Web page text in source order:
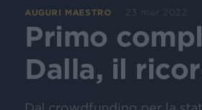
AUGURI MAESTRO 23 mar 2022
Primo
Dalla, il